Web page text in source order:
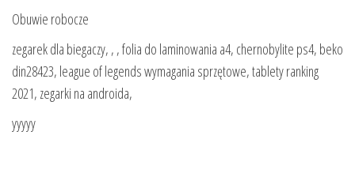
Obuwie robocze
zegarek dla biegaczy, , , folia do laminowania a4, chernobylite ps4, beko
din28423, league of legends wymagania sprzętowe, tablety ranking
2021, zegarki na androida,
yyyyy